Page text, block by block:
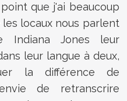
que j'ai beaucoup
locaux nous parlent
Indiana Jones leur
leur langue à deux,
la différence de
de retranscrire